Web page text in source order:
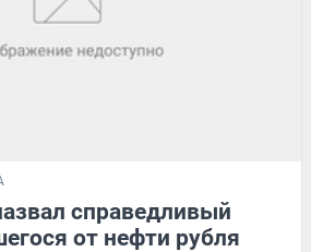
справедливый
от нефти рубля